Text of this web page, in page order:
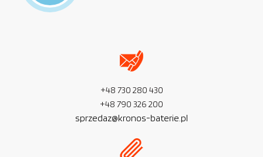
+48 730 280 430
+48 790 326 200
sprzedaz@kronos-baterie.pl